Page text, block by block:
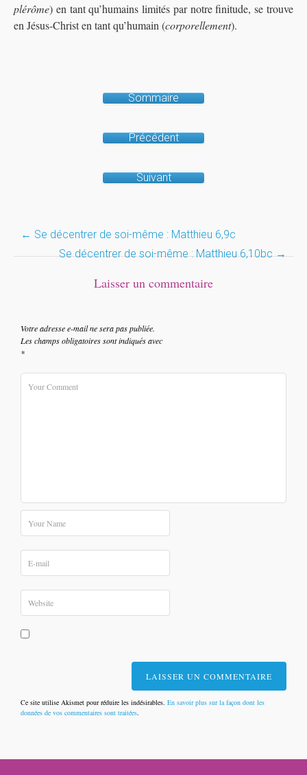
plérôme) en tant qu’humains limités par notre finitude, se trouve
en Jésus-Christ en tant qu’humain (corporellement).
Sommaire
Précédent
Suivant
Post
navigation
← Se décentrer de soi-même : Matthieu 6,9c
Se décentrer de soi-même : Matthieu 6,10bc→
Laisser un commentaire
Votre adresse e-mail ne sera pas publiée.
Les champs obligatoires sont indiqués avec
*
Ce site utilise Akismet pour réduire les indésirables. En savoir plus sur la façon dont les
données de vos commentaires sont traitées.